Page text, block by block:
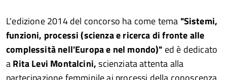
L'edizione 2014 del concorso ha come tema "Sistemi,
funzioni, processi (scienza e ricerca di fronte alle
complessità nell'Europa e nel mondo)" ed è dedicato
aRita Levi Montalcini,scienziata attenta alla